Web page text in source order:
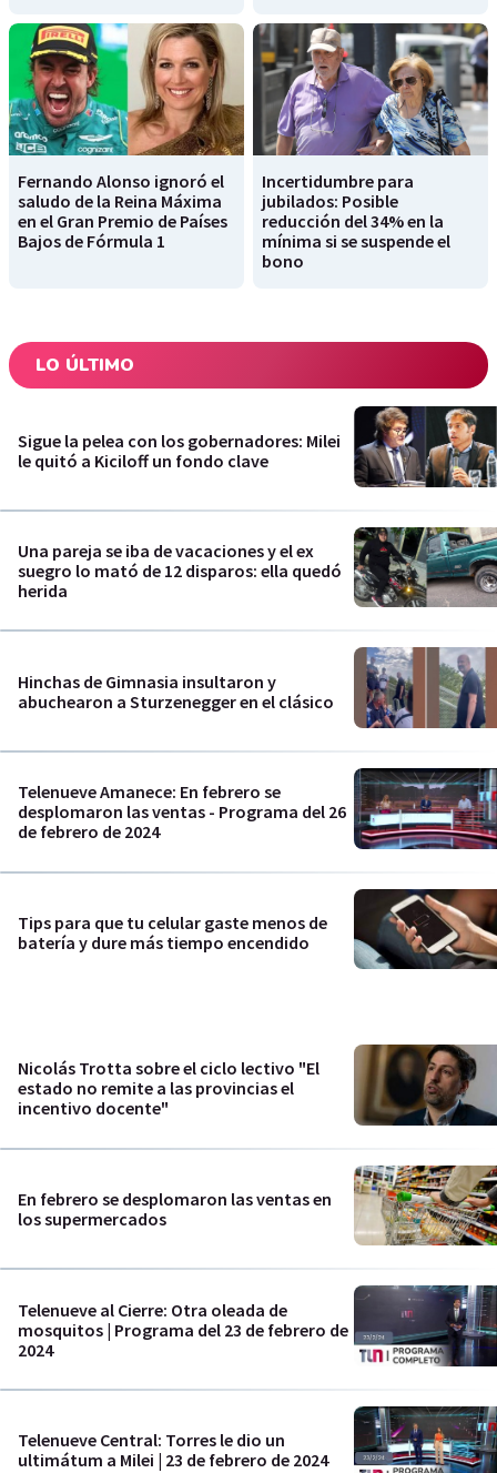
Fernando Alonso ignoró el
saludo de la Reina Máxima
en el Gran Premio de Países
Bajos de Fórmula 1
Incertidumbre para
jubilados: Posible
reducción del 34% en la
mínima si se suspende el
bono
LO ÚLTIMO
Sigue la pelea con los gobernadores: Milei
le quitó a Kiciloff un fondo clave
Una pareja se iba de vacaciones y el ex
suegro lo mató de 12 disparos: ella quedó
herida
Hinchas de Gimnasia insultaron y
abuchearon a Sturzenegger en el clásico
Telenueve Amanece: En febrero se
desplomaron las ventas - Programa del 26
de febrero de 2024
Tips para que tu celular gaste menos de
batería y dure más tiempo encendido
Nicolás Trotta sobre el ciclo lectivo "El
estado no remite a las provincias el
incentivo docente"
En febrero se desplomaron las ventas en
los supermercados
Telenueve al Cierre: Otra oleada de
mosquitos | Programa del 23 de febrero de
2024
Telenueve Central: Torres le dio un
ultimátum a Milei | 23 de febrero de 2024